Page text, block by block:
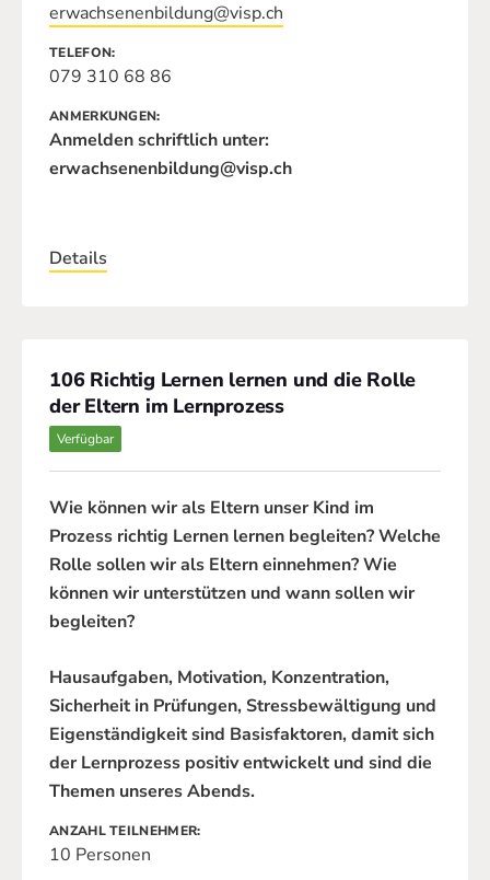
erwachsenenbildung@visp.ch
TELEFON
079 310 68 86
ANMERKUNGEN
Anmelden schriftlich unter:
erwachsenenbildung@visp.ch
Details
106 Richtig Lernen lernen und die Rolle
der Eltern im Lernprozess
Verfügbar
Wie können wir als Eltern unser Kind im
Prozess richtig Lernen lernen begleiten? Welche
Rolle sollen wir als Eltern einnehmen? Wie
können wir unterstützen und wann sollen wir
begleiten?
Hausaufgaben, Motivation, Konzentration,
Sicherheit in Prüfungen, Stressbewältigung und
Eigenständigkeit sind Basisfaktoren, damit sich
der Lernprozess positiv entwickelt und sind die
Themen unseres Abends.
ANZAHL TEILNEHMER
10 Personen